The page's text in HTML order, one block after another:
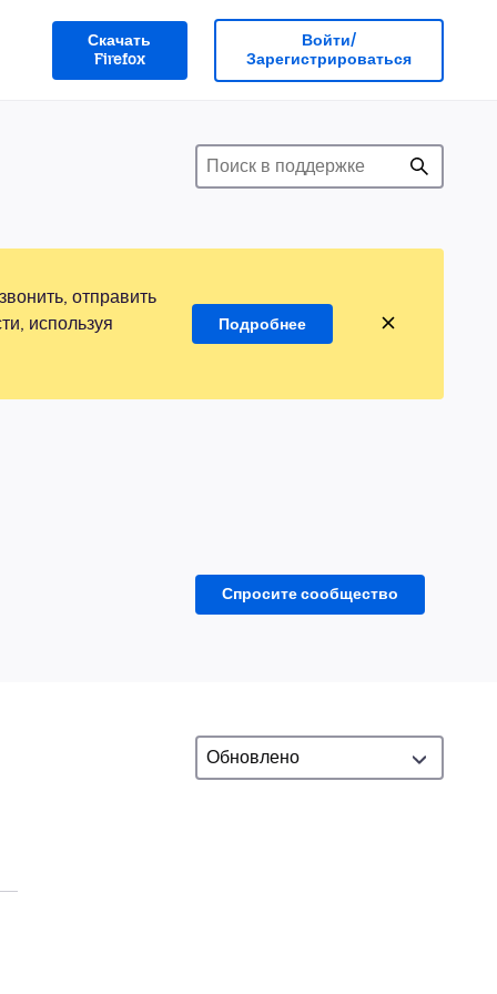
Скачать
Firefox
Войти/
Зарегистрироваться
отправить
используя
Подробнее
Спросите сообщество